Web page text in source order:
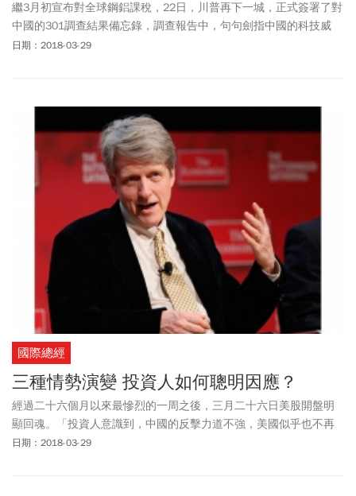
繼3月初宣布對全球鋼鋁課稅，22日，川普再下一城，正式簽署了對
中國的301調查結果備忘錄，調查報告中，句句劍指中國的科技威
脅，一場中美貿易戰，就此升級為兩強的戰略對抗，也預示了中美
日期：2018-03-29
國際總經
三種情勢演變 投資人如何聰明因應？
經過二十六個月以來最慘烈的一周之後，三月二十六日美股開盤明
顯回魂。「投資人意識到，中國的反擊力道不強，美國似乎也不再
急著與全球為敵。」投資機構解讀，市場對於中美貿易大戰的恐懼
日期：2018-03-29